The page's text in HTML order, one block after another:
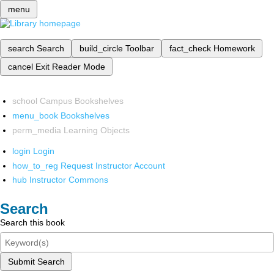
menu
search Search build_circle Toolbar fact_check Homework
cancel Exit Reader Mode
school Campus Bookshelves
menu_book Bookshelves
perm_media Learning Objects
login Login
how_to_reg Request Instructor Account
hub Instructor Commons
Search
Search this book
Submit Search